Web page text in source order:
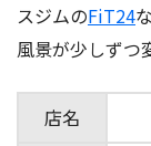
スジムのFiT24
風景が少しずつ
店名